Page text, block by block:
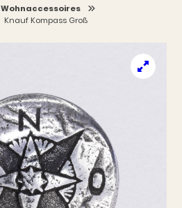
Wohnaccessoires
Knauf Kompass Groß